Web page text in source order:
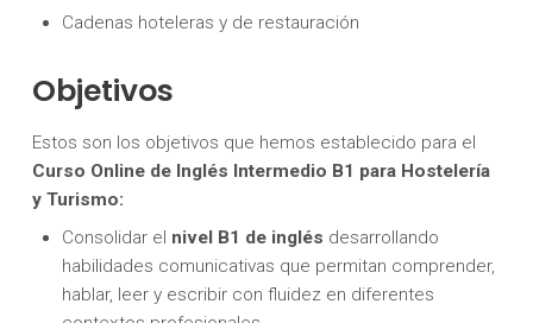
Cadenas hoteleras y de restauración
Objetivos
Estos son los objetivos que hemos establecido para el
Curso Online de Inglés Intermedio B1 para Hostelería
y Turismo:
Consolidar el nivel B1 de inglés desarrollando
habilidades comunicativas que permitan comprender,
hablar, leer y escribir con fluidez en diferentes